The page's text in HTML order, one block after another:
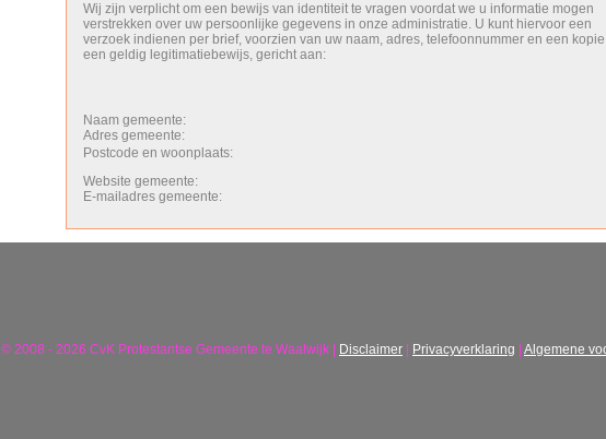
Wij zijn verplicht om een bewijs van identiteit te vragen voordat we u informatie mogen
verstrekken over uw persoonlijke gegevens in onze administratie. U kunt hiervoor een
verzoek indienen per brief, voorzien van uw naam, adres, telefoonnummer en een
een geldig legitimatiebewijs, gericht aan:
Naam gemeente:
Adres gemeente:
Postcode en woonplaats:
Website gemeente:
E-mailadres gemeente:
© 2008 - 2026 CvK Protestantse Gemeente te Waalwijk | Disclaimer Privacyverklaring Algemene